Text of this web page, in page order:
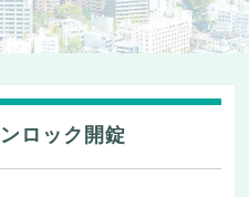
ロック開錠